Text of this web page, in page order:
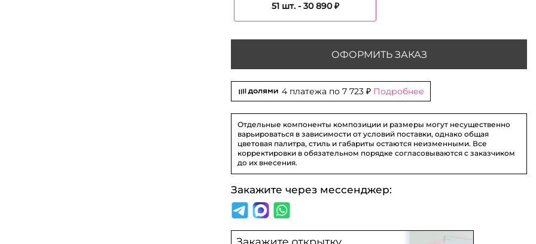
На фото 51 шт. - 30 890 ₽
51 шт. -30 890 ₽
ОФОРМИТЬ ЗАКАЗ
4 платежа по7 723 ₽ Подробнее
Отдельные компоненты композиции и размеры могут несущественно
варьироваться в зависимости от условий поставки, однако общая
цветовая палитра, стиль и габариты остаются неизменными. Все
корректировки в обязательном порядке согласовываются с заказчиком
до их внесения.
Закажите через мессенджер: